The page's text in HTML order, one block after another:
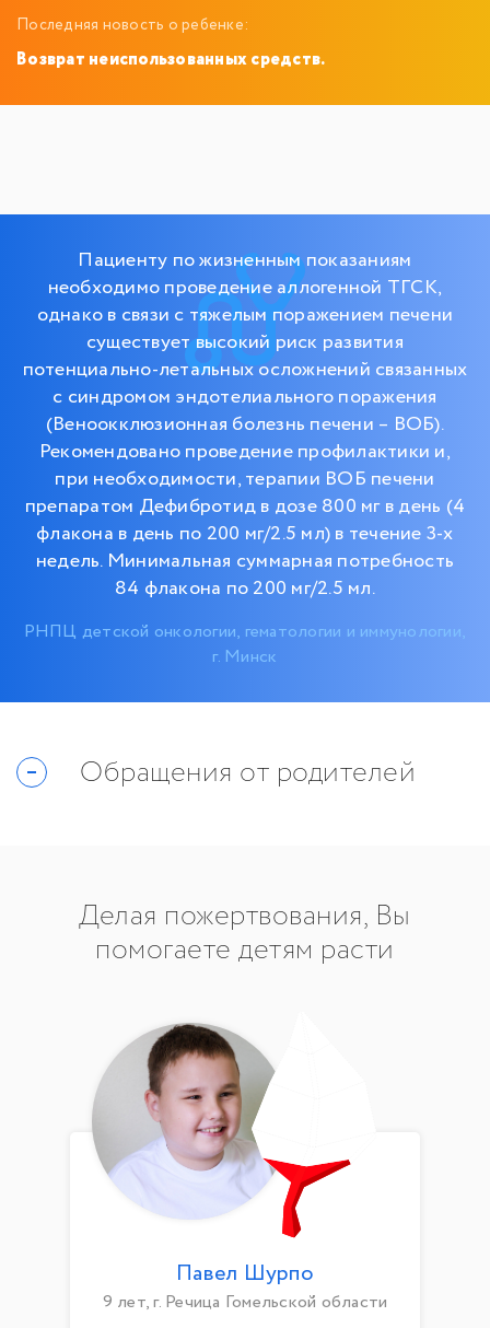
Последняя новость о ребенке:
Возврат неиспользованных средств.
Пациенту по жизненным показаниям
необходимо проведение аллогенной ТГСК,
однако в связи с тяжелым поражением печени
существует высокий риск развития
потенциально-летальных осложнений связанных
с синдромом эндотелиального поражения
(Веноокклюзионная болезнь печени – ВОБ).
Рекомендовано проведение профилактики и,
при необходимости, терапии ВОБ печени
препаратом Дефибротид в дозе 800 мг в день (4
флакона в день по 200 мг/2.5 мл) в течение 3-х
недель. Минимальная суммарная потребность
84 флакона по 200 мг/2.5 мл.
РНПЦ детской онкологии, гематологии и иммунологии,
г. Минск
Обращения от родителей
Делая пожертвования, Вы
помогаете детям расти
Павел Шурпо
9 лет, г. Речица Гомельской области